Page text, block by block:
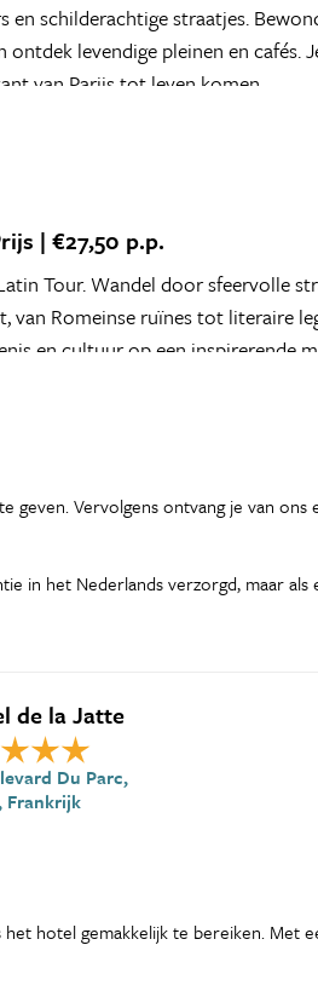
schilderachtige straatjes.
levendige pleinen en cafés.
van Parijs tot leven komen.
| €27,50 p.p.
Tour. Wandel door sfeervolle
van Romeinse ruïnes tot literaire
en cultuur op een inspirerende
geven. Vervolgens ontvang je van ons
in het Nederlands verzorgd, maar
de la Jatte
Du Parc,
Frankrijk
hotel gemakkelijk te bereiken. Met